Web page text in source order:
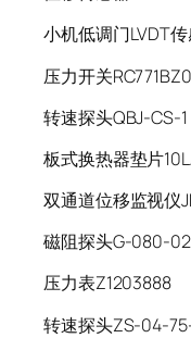
小机低调门LVDT
压力开关
转速探头QBJ-CS-1
板式换热器垫片
双通道位移监视仪
磁阻探头G-080-
压力表Z1203888
转速探头ZS-04-